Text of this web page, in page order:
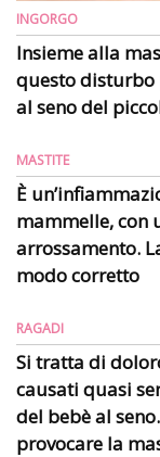
INGORGO
Insieme alla
questo disturbo
al seno del
MASTITE
È
mammelle, con
arrossamento.
modo corretto
RAGADI
Si tratta di
causati quasi
del bebè al
provocare la